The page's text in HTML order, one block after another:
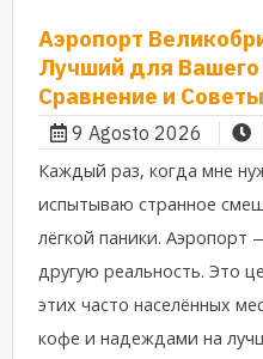
Аэропорт
Лучший для
Сравнение и
9 Agosto 2026
Каждый раз, когда мне
испытываю странное
лёгкой паники. Аэропорт
другую реальность. Это
этих часто населённых
кофе и надеждами на